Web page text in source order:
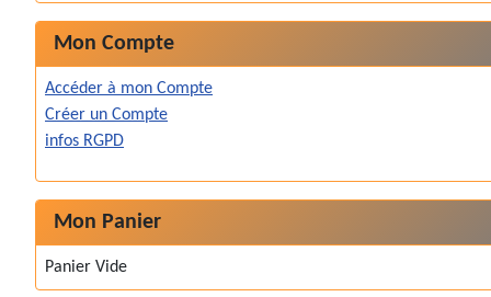
Mon Compte
Accéder à mon Compte
Créer un Compte
infos RGPD
Mon Panier
Panier Vide